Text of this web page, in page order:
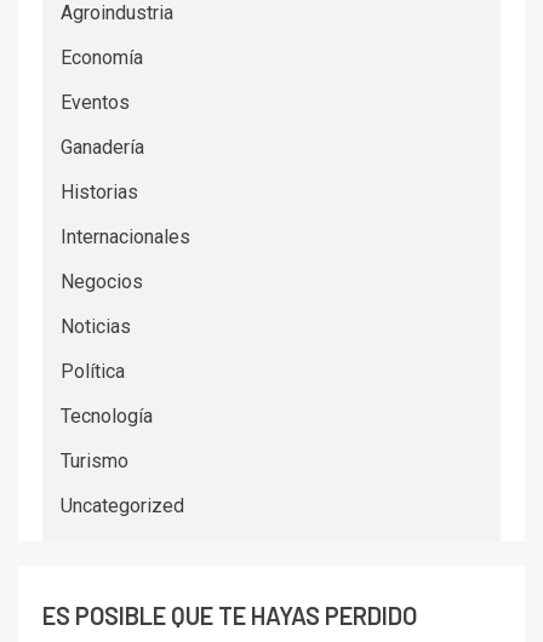
Agroindustria
Economía
Eventos
Ganadería
Historias
Internacionales
Negocios
Noticias
Política
Tecnología
Turismo
Uncategorized
ES POSIBLE QUE TE HAYAS PERDIDO